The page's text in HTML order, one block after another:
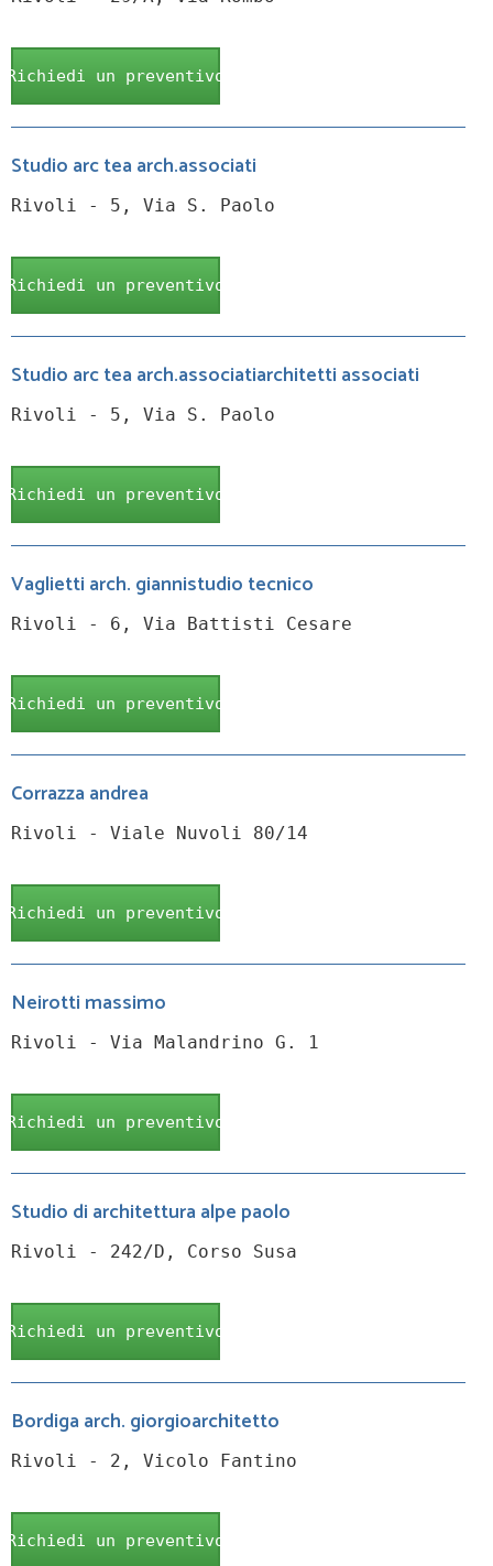
Richiedi un preventivo
Studio arc tea arch.associati
Rivoli - 5, Via S. Paolo
Richiedi un preventivo
Studio arc tea arch.associatiarchitetti associati
Rivoli - 5, Via S. Paolo
Richiedi un preventivo
Vaglietti arch. giannistudio tecnico
Rivoli - 6, Via Battisti Cesare
Richiedi un preventivo
Corrazza andrea
Rivoli - Viale Nuvoli 80/14
Richiedi un preventivo
Neirotti massimo
Rivoli - Via Malandrino G. 1
Richiedi un preventivo
Studio di architettura alpe paolo
Rivoli - 242/D, Corso Susa
Richiedi un preventivo
Bordiga arch. giorgioarchitetto
Rivoli - 2, Vicolo Fantino
Richiedi un preventivo